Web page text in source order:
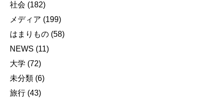
社会 (182)
メディア (199)
はまりもの (58)
NEWS (11)
大学 (72)
未分類 (6)
旅行 (43)